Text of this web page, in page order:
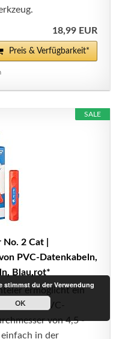
18,99 EUR
Preis & Verfügbarkeit*
SALE
2 Cat |
PVC-Datenkabeln,
Blau,rot*
ermöglicht ein
von PVC-
von 4,5 -
in der
stimmst du der Verwendung
OK